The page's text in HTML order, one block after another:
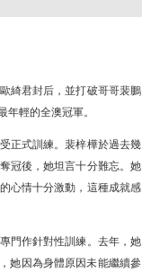
綺君封后，並打破哥哥裴鵬
輕的全澳冠軍。
正式訓練。裴梓樺於過去幾
冠後，她坦言十分難忘。她
心情十分激動，這種成就感
門作針對性訓練。去年，她
她因為身體原因未能繼續參